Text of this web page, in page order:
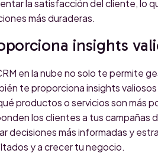
la satisfacción del cliente, lo
más duraderas.
insights
en la nube no solo te permite
te proporciona insights
productos o servicios son más
los clientes a tus campañas
decisiones más informadas y
y a crecer tu negocio.